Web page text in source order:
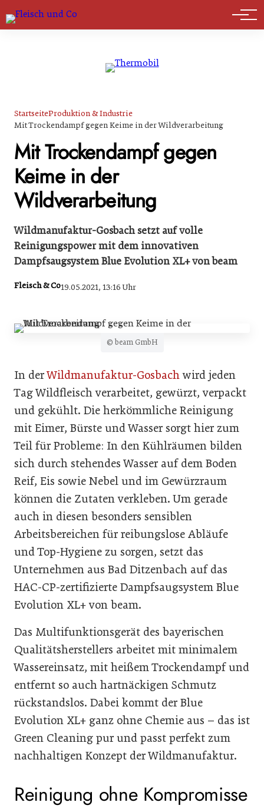
Marktführer
StartseiteProduktion & Industrie
Mit Trockendampf gegen Keime in der Wildverarbeitung
Mit Trockendampf gegen
Keime in der
Wildverarbeitung
Wildmanufaktur-Gosbach setzt auf volle
Reinigungspower mit dem innovativen
Dampfsaugsystem Blue Evolution XL+ von beam
Fleisch & Co19.05.2021, 13:16 Uhr
© beam GmbH
In derWildmanufaktur-Gosbach wird jeden
Tag Wildfleisch verarbeitet, gewürzt, verpackt
und gekühlt. Die herkömmliche Reinigung
mit Eimer, Bürste und Wasser sorgt hier zum
Teil für Probleme: In den Kühlräumen bilden
sich durch stehendes Wasser auf dem Boden
Reif, Eis sowie Nebel und im Gewürzraum
können die Zutaten verkleben. Um gerade
auch in diesen besonders sensiblen
Arbeitsbereichen für reibungslose Abläufe
und Top-Hygiene zu sorgen, setzt das
Unternehmen aus Bad Ditzenbach auf das
HAC-CP-zertifizierte Dampfsaugsystem Blue
Evolution XL+ von beam.
Das Multifunktionsgerät des bayerischen
Qualitätsherstellers arbeitet mit minimalem
Wassereinsatz, mit heißem Trockendampf und
entfernt so auch hartnäckigen Schmutz
rückstandslos. Dabei kommt der Blue
Evolution XL+ ganz ohne Chemie aus – das ist
Green Cleaning pur und passt perfekt zum
nachhaltigen Konzept der Wildmanufaktur.
Reinigung ohne Kompromisse